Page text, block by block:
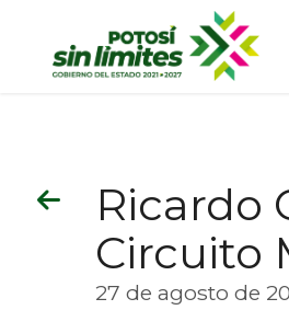
Ricardo
Circuito
27 de agosto de